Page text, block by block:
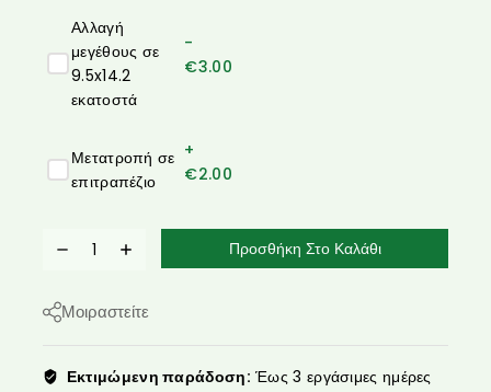
Αλλαγή
μεγέθους σε
9.5x14.2
εκατοστά
-
€3.00
Μετατροπή σε
επιτραπέζιο
+
€2.00
Προσθήκη Στο Καλάθι
Μοιραστείτε
Εκτιμώμενη παράδοση: Έως 3 εργάσιμες ημέρες